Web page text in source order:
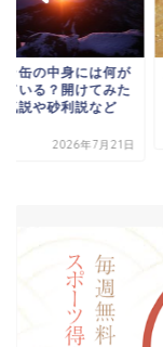
ラ缶の中身には何が
ている？開けてみた
気説や砂利説など
2026年7月21日